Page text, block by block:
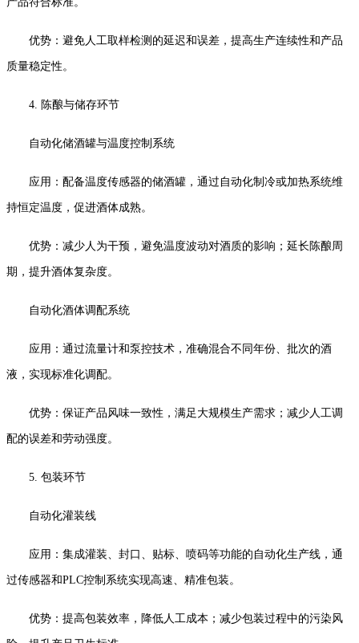
优势：避免人工取样检测的延迟和误差，提高生产连续性和产品
质量稳定性。
4. 陈酿与储存环节
自动化储酒罐与温度控制系统
应用：配备温度传感器的储酒罐，通过自动化制冷或加热系统维
持恒定温度，促进酒体成熟。
优势：减少人为干预，避免温度波动对酒质的影响；延长陈酿周
期，提升酒体复杂度。
自动化酒体调配系统
应用：通过流量计和泵控技术，准确混合不同年份、批次的酒
液，实现标准化调配。
优势：保证产品风味一致性，满足大规模生产需求；减少人工调
配的误差和劳动强度。
5. 包装环节
自动化灌装线
应用：集成灌装、封口、贴标、喷码等功能的自动化生产线，通
过传感器和PLC控制系统实现高速、精准包装。
优势：提高包装效率，降低人工成本；减少包装过程中的污染风